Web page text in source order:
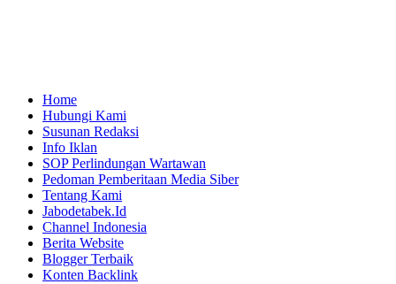
Home
Hubungi Kami
Susunan Redaksi
Info Iklan
SOP Perlindungan Wartawan
Pedoman Pemberitaan Media Siber
Tentang Kami
Jabodetabek.Id
Channel Indonesia
Berita Website
Blogger Terbaik
Konten Backlink